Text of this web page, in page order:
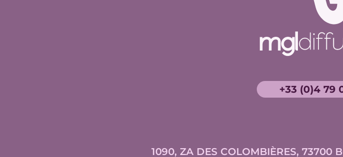
+33 (0)4 79
1090, ZA DES COLOMBIÈRES, 73700